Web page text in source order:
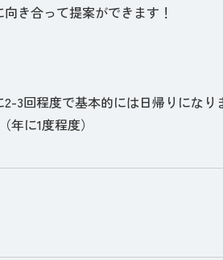
き合って提案ができます！
3回程度で基本的には日帰りになり
に1度程度）